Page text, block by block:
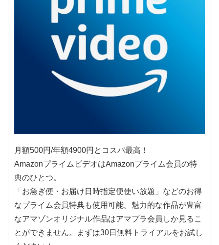
月額500円/年額4900円とコスパ最高！
AmazonプライムビデオはAmazonプライム会員の特
典のひとつ。
「お急ぎ便・お届け日時指定便使い放題」などのお得
なプライム会員特典も使用可能。魅力的な作品が豊富
なアマゾンオリジナル作品はアマプラ会員しか見るこ
とができません。まずは30日無料トライアルをお試し